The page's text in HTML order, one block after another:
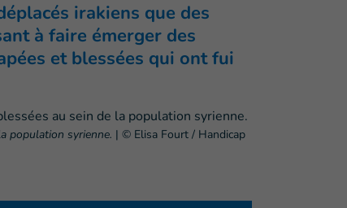
irakiens que des
à faire émerger des
et blessées qui ont fui
population syrienne. | © Elisa Fourt / Handicap